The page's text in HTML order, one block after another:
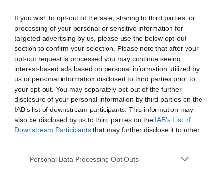
If you wish to opt-out of the sale, sharing to third parties, or
processing of your personal or sensitive information for
targeted advertising by us, please use the below opt-out
section to confirm your selection. Please note that after your
opt-out request is processed you may continue seeing
interest-based ads based on personal information utilized by
us or personal information disclosed to third parties prior to
your opt-out. You may separately opt-out of the further
disclosure of your personal information by third parties on the
IAB’s list of downstream participants. This information may
also be disclosed by us to third parties on the IAB’s List of
Downstream Participants that may further disclose it to other
Please note that this website/app uses one or more Google
Personal Data Processing Opt Outs
INNOVÁCIÓ
Súlyos bírság is lehet a kerti darázsirtásból
Egy óvatlan darázsirtás következménye hatalmas bírság, sőt akár
börtönbüntetés is lehet. Melyek a védett darazsak és mit tegyünk,
ha körülöttünk repkednek, vagy támadnak?